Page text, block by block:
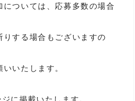
ついては、応募多数の場合
する場合もございますの
いたします。
に掲載いたします。